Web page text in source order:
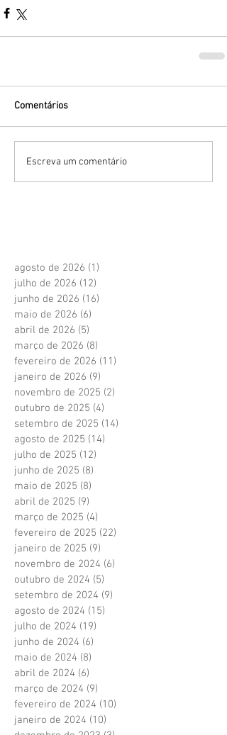
Comentários
Escreva um comentário
agosto de 2026 (1)
julho de 2026 (12)
junho de 2026 (16)
maio de 2026 (6)
abril de 2026 (5)
março de 2026 (8)
fevereiro de 2026 (11)
janeiro de 2026 (9)
novembro de 2025 (2)
outubro de 2025 (4)
setembro de 2025 (14)
agosto de 2025 (14)
julho de 2025 (12)
junho de 2025 (8)
maio de 2025 (8)
abril de 2025 (9)
março de 2025 (4)
fevereiro de 2025 (22)
janeiro de 2025 (9)
novembro de 2024 (6)
outubro de 2024 (5)
setembro de 2024 (9)
agosto de 2024 (15)
julho de 2024 (19)
junho de 2024 (6)
maio de 2024 (8)
abril de 2024 (6)
março de 2024 (9)
fevereiro de 2024 (10)
janeiro de 2024 (10)